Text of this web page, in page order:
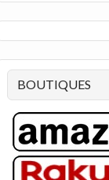
BOUTIQUES